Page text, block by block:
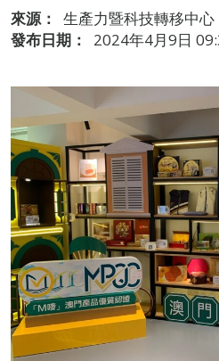
來源：
生產力暨科技轉移中心
發布日期：
2024年4月9日